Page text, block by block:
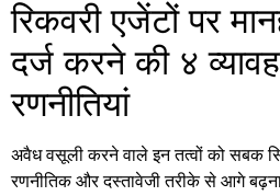
रिकवरी एजेंटों पर
दर्ज करने की ४
रणनीतियां
अवैध वसूली करने वाले इन तत्वों को सबक
रणनीतिक और दस्तावेजी तरीके से आगे बढ़ना